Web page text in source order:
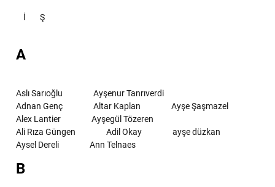
İ Ş
A
Aslı Sarıoğlu
Ayşenur Tanrıverdi
Adnan Genç
Altar Kaplan
Ayşe Şaşmazel
Alex Lantier
Ayşegül Tözeren
Ali Rıza Güngen
Adil Okay
ayşe düzkan
Aysel Dereli
Ann Telnaes
B